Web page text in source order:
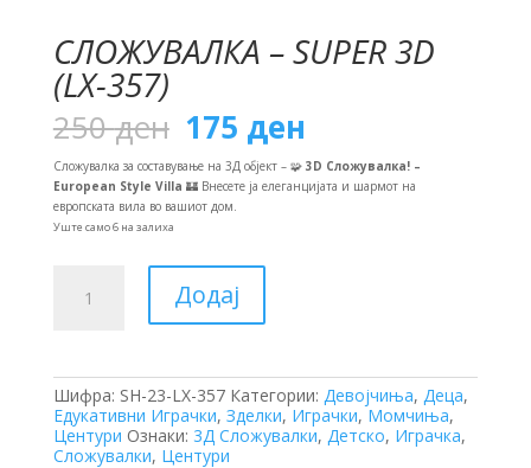
СЛОЖУВАЛКА – SUPER 3D
(LX-357)
250ден Original
price
was:
250 ден.
175 ден
is:
175 ден.
Сложувалка за составување на 3Д објект – 🧩 3D Сложувалка! –
European Style Villa 🏰 Внесете ја елеганцијата и шармот на
европската вила во вашиот дом.
Уште само 6 на залиха
357)
количина
Додај
Шифра: SH-23-LX-357 Категории: Девојчиња, Деца,
Едукативни Играчки, Зделки, Играчки, Момчиња,
Центури Ознаки: 3Д Сложувалки, Детско, Играчка,
Сложувалки, Центури